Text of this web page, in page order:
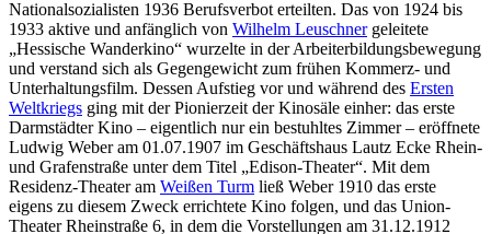
Nationalsozialisten 1936 Berufsverbot erteilten. Das von 1924 bis
1933 aktive und anfänglich von Wilhelm Leuschnergeleitete
„Hessische Wanderkino“ wurzelte in der Arbeiterbildungsbewegung
und verstand sich als Gegengewicht zum frühen Kommerz- und
Unterhaltungsfilm. Dessen Aufstieg vor und während des Ersten
Weltkriegs ging mit der Pionierzeit der Kinosäle einher: das erste
Darmstädter Kino – eigentlich nur ein bestuhltes Zimmer – eröffnete
Ludwig Weber am 01.07.1907 im Geschäftshaus Lautz Ecke Rhein-
und Grafenstraße unter dem Titel „Edison-Theater“. Mit dem
Residenz-Theater am Weißen Turm ließ Weber 1910 das erste
eigens zu diesem Zweck errichtete Kino folgen, und das Union-
Theater Rheinstraße 6, in dem die Vorstellungen am 31.12.1912